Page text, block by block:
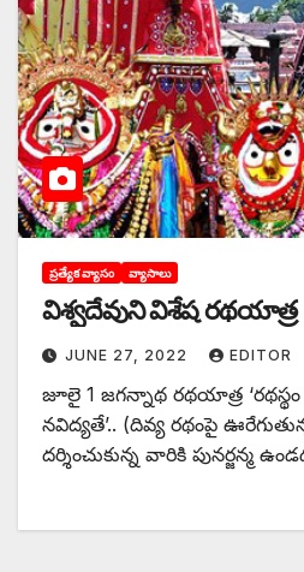
ప్రత్యేక వ్యాసం వ్యాసాలు
విశ్వదేవుని విశేష రథయాత్ర
JUNE 27, 2022 EDITOR
జూలై 1 జగన్నాథ రథయాత్ర ‘రథస్థం
నవిద్యతే’.. (దివ్య రథంపై
దర్శించుకున్న వారికి పునర్జన్మ